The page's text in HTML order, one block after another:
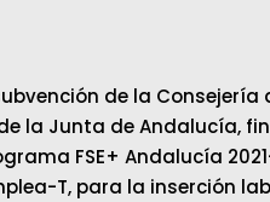
de la Consejería
la Junta de Andalucía,
FSE+ Andalucía
T, para la inserción